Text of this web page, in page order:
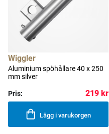
Wiggler
Aluminium spöhållare 40 x 250
mm silver
Pris: 219 kr
Lägg i varukorgen